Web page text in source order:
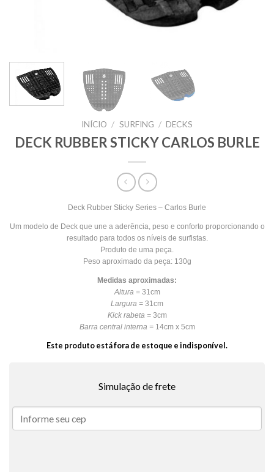
INÍCIO / SURFING / DECKS
DECK RUBBER STICKY CARLOS BURLE
Deck Rubber Sticky Series – Carlos Burle
Um modelo de Deck que une a aderência, peso e conforto proporcionando o
resultado para todos os níveis de surfistas.
Produto de uma peça.
Peso aproximado da peça: 130g
Medidas aproximadas:
Altura =31cm
Largura = 31cm
Kick rabeta =3cm
Barra central interna =14cm x 5cm
Este produto está fora de estoque e indisponível.
Simulação de frete